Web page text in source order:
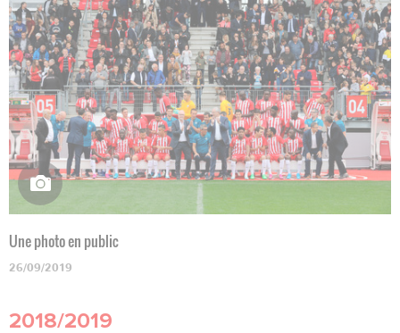
Une photo en public
26/09/2019
2018/2019